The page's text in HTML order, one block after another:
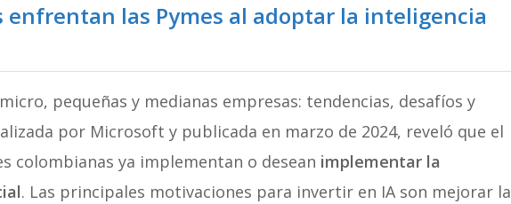
enfrentan las Pymes al adoptar la inteligencia
micro, pequeñas y medianas empresas: tendencias, desafíos y
por Microsoft y publicada en marzo de 2024, reveló que el
colombianas ya implementan o desean implementar la
. Las principales motivaciones para invertir en IA son mejorar la